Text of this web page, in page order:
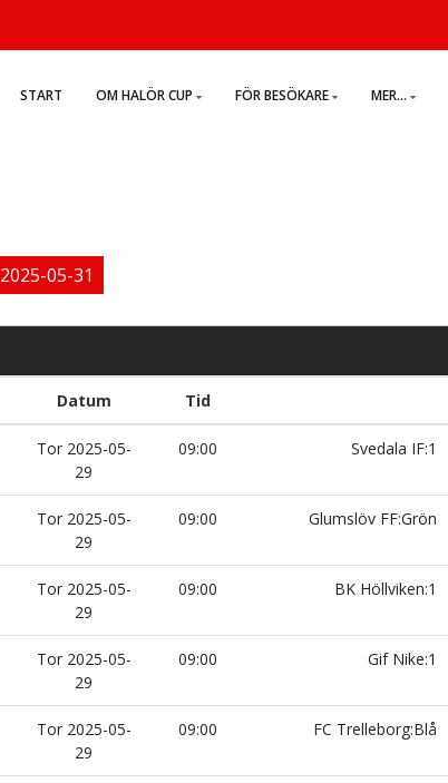
START OM HALÖR CUP FÖR BESÖKARE MER...
2025-05-31
Datum Tid
Tor 2025-05-
29
09:00 Svedala IF:1
Tor 2025-05-
29
09:00 Glumslöv FF:Grön
Tor 2025-05-
29
09:00 BK Höllviken:1
Tor 2025-05-
29
09:00 Gif Nike:1
Tor 2025-05-
29
09:00 FC Trelleborg:Blå